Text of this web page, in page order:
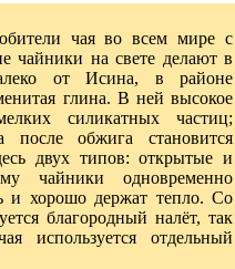
чая во всем мире с
чайники на свете делают в
от Исина, в районе
глина. В ней высокое
силикатных частиц;
после обжига становится
двух типов: открытые и
чайники одновременно
и хорошо держат тепло. Со
благородный налёт, так
используется отдельный